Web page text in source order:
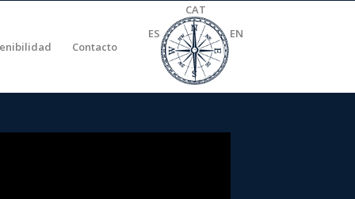
Contacto
ES
CAT
EN